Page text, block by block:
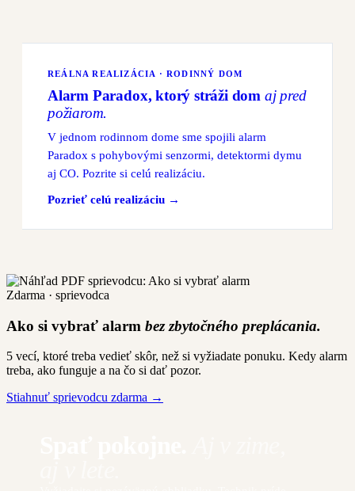
REÁLNA REALIZÁCIA · RODINNÝ DOM
Alarm Paradox, ktorý stráži dom aj pred
požiarom.
V jednom rodinnom dome sme spojili alarm
Paradox s pohybovými senzormi, detektormi dymu
aj CO. Pozrite si celú realizáciu.
Pozrieť celú realizáciu →
Zdarma · sprievodca
Ako si vybrať alarm bez zbytočného preplácania.
5 vecí, ktoré treba vedieť skôr, než si vyžiadate ponuku. Kedy alarm
treba, ako funguje a na čo si dať pozor.
Stiahnuť sprievodcu zdarma →